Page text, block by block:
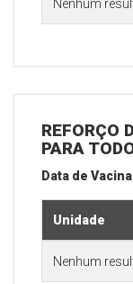
Nenhum
REFORÇO
PARA
Data de
Unidade
Nenhum